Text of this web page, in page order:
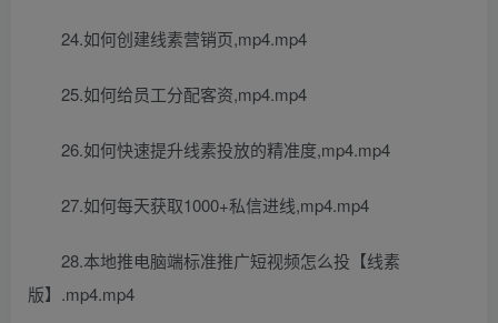
24.如何创建线素营销页,mp4.mp4
25.如何给员工分配客资,mp4.mp4
26.如何快速提升线素投放的精准度,mp4.mp4
27.如何每天获取1000+私信进线,mp4.mp4
28.本地推电脑端标准推广短视频怎么投【线素
版】.mp4.mp4